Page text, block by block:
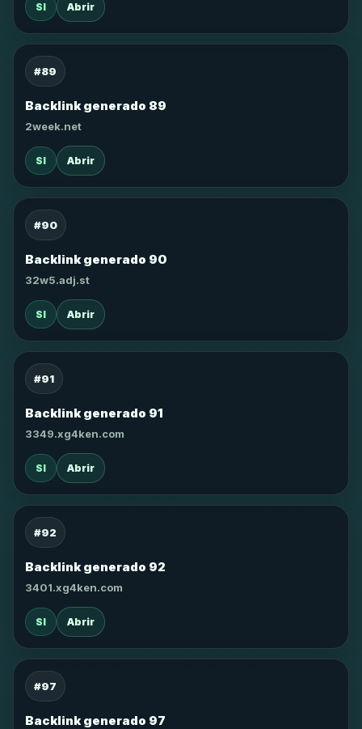
SI Abrir
#89
Backlink generado 89
2week.net
SI Abrir
#90
Backlink generado 90
32w5.adj.st
SI Abrir
#91
Backlink generado 91
3349.xg4ken.com
SI Abrir
#92
Backlink generado 92
3401.xg4ken.com
SI Abrir
#97
Backlink generado 97